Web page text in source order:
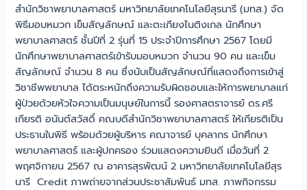
สำนักวิชาพยาบาลศาสตร์ มหาวิทยาลัยเทคโนโลยีสุรนารี (มทส.) จัด
พิธีมอบหมวก เข็มสัญลักษณ์ และตะเกียงไนติงเกล นักศึกษา
พยาบาลศาสตร์ ชั้นปีที่ 2 รุ่นที่ 15 ประจำปีการศึกษา 2567 โดยมี
นักศึกษาพยาบาลศาสตร์เข้ารับมอบหมวก จำนวน 90 คน และเข็ม
สัญลักษณ์ จำนวน 8 คน ซึ่งนับเป็นสัญลักษณ์ที่แสดงถึงการเข้าสู่
วิชาชีพพยาบาล ได้ตระหนักถึงความรับผิดชอบและให้การพยาบาลแก่
ผู้ป่วยด้วยหัวใจความเป็นมนุษย์ในการนี้ รองศาสตราจารย์ ดร.ศรี
เกียรติ อนันต์สวัสดิ์ คณบดีสำนักวิชาพยาบาลศาสตร์ ให้เกียรติเป็น
ประธานในพิธี พร้อมด้วยผู้บริหาร คณาจารย์ บุคลากร นักศึกษา
พยาบาลศาสตร์ และผู้ปกครอง ร่วมแสดงความยินดี เมื่อวันที่ 2
พฤศจิกายน 2567 ณ อาคารสุรพัฒน์ 2 มหาวิทยาลัยเทคโนโลยีสุร
นารี Credit ภาพถ่ายจากส่วนประชาสัมพันธ์ มทส. ภาพกิจกรรม